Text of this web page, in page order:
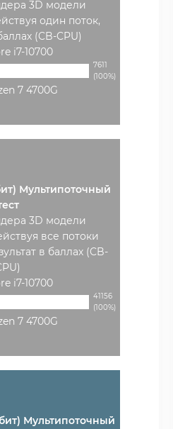
3D модели
один поток,
(CB-CPU)
i7-10700
7611
(100%)
7 4700G
Мультипоточный
3D модели
все потоки
в баллах (CB-
i7-10700
41156
(100%)
7 4700G
Мультипоточный